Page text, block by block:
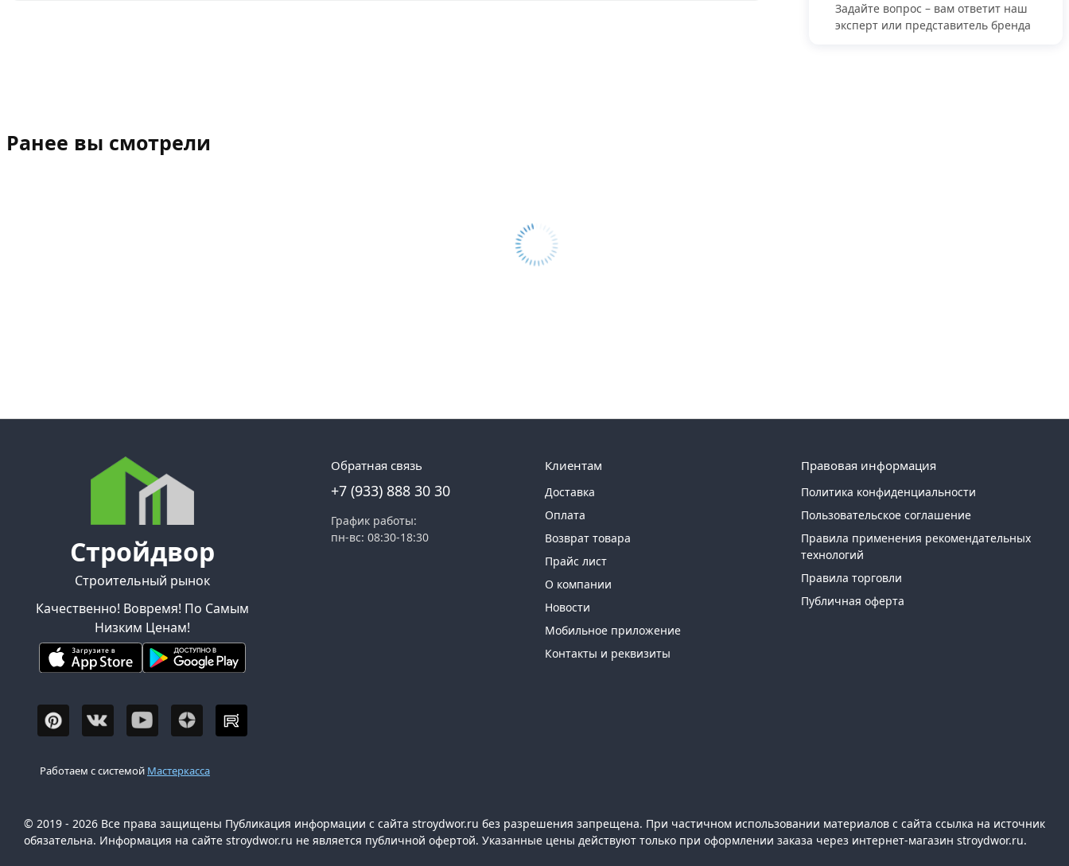
Задайте вопрос – вам ответит наш
эксперт или представитель бренда
Ранее вы смотрели
Стройдвор
Строительный рынок
Качественно! Вовремя! По Самым
Низким Ценам!
Обратная связь
+7 (933) 888 30 30
График работы:
пн-вс: 08:30-18:30
Клиентам
Доставка
Оплата
Возврат товара
Прайс лист
О компании
Новости
Мобильное приложение
Контакты и реквизиты
Правовая информация
Политика конфиденциальности
Пользовательское соглашение
Правила применения рекомендательных
технологий
Правила торговли
Публичная оферта
Работаем с системой Мастеркасса
© 2019 - 2026 Все права защищены Публикация информации с сайта stroydwor.ru без разрешения запрещена. При частичном использовании материалов с сайта ссылка на источник
обязательна. Информация на сайте stroydwor.ru не является публичной офертой. Указанные цены действуют только при оформлении заказа через интернет-магазин stroydwor.ru.